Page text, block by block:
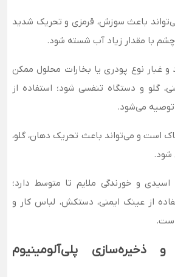
باعث سوزش، قرمزی و تحریک شدید
با مقدار زیاد آب شسته شود.
و غبار نوع پودری یا بخارات محلول ممکن
گلو و دستگاه تنفسی شود؛ استفاده از
می‌شود.
است و می‌تواند باعث تحریک دهان، گلو،
شود.
و خورندگی ملایم تا متوسط دارد؛
از عینک ایمنی، دستکش، لباس کار و
ذخیره‌سازی پلی‌آلومینیوم